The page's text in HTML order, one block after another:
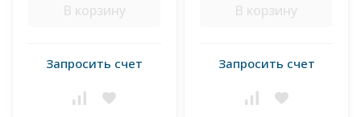
В корзину
Запросить счет
В корзину
Запросить счет